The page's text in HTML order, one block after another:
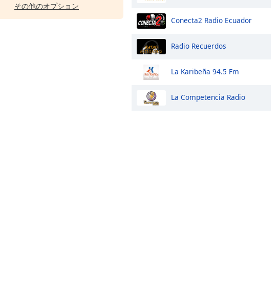
その他のオプション
Conecta2 Radio Ecuador
Radio Recuerdos
La Karibeña 94.5 Fm
La Competencia Radio